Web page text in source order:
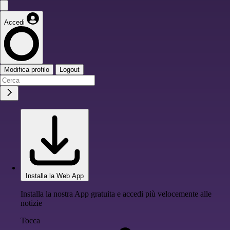
Accedi
Modifica profilo Logout
Installa la Web App
Installa la nostra App gratuita e accedi più velocemente alle
notizie
Tocca